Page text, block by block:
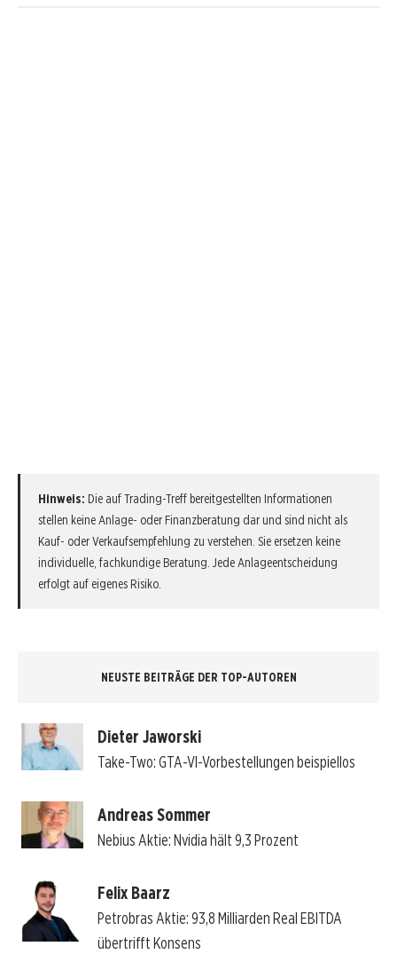
Hinweis: Die auf Trading-Treff bereitgestellten Informationen
stellen keine Anlage- oder Finanzberatung dar und sind nicht als
Kauf- oder Verkaufsempfehlung zu verstehen. Sie ersetzen keine
individuelle, fachkundige Beratung. Jede Anlageentscheidung
erfolgt auf eigenes Risiko.
NEUSTE BEITRÄGE DER TOP-AUTOREN
Dieter Jaworski
Take-Two: GTA-VI-Vorbestellungen beispiellos
Andreas Sommer
Nebius Aktie: Nvidia hält 9,3 Prozent
Felix Baarz
Petrobras Aktie: 93,8 Milliarden Real EBITDA
übertrifft Konsens